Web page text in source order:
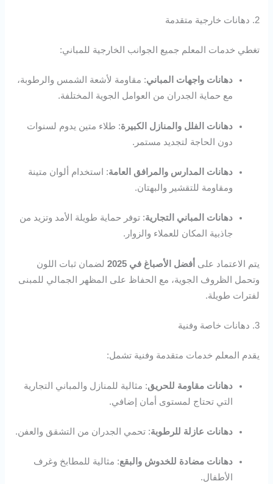
2. دهانات خارجية متقدمة
تغطي خدمات المعلم جميع الجوانب الخارجية للمباني:
دهانات واجهات المباني: مقاومة لأشعة الشمس والرطوبة،
مع حماية الجدران من العوامل الجوية المختلفة.
دهانات الفلل والمنازل الكبيرة: طلاء متين يدوم لسنوات
دون الحاجة لتجديد مستمر.
دهانات المدارس والمرافق العامة: استخدام ألوان متينة
ومقاومة للتقشير والبهتان.
دهانات المباني التجارية: توفر حماية طويلة الأمد وتزيد من
جاذبية المكان للعملاء والزوار.
يتم الاعتماد على أفضل الأصباغ في 2025
لضمان ثبات اللون
وتحمل الظروف الجوية، مع الحفاظ على المظهر الجمالي للمبنى
لفترات طويلة.
3. دهانات خاصة وفنية
يقدم المعلم خدمات متقدمة وفنية تشمل:
دهانات مقاومة للحريق: مثالية للمنازل والمباني التجارية
التي تحتاج لمستوى أمان إضافي.
دهانات عازلة للرطوبة: تحمي الجدران من التشقق والعفن.
دهانات مضادة للخدوش والبقع: مثالية للمطابخ وغرف
الأطفال.